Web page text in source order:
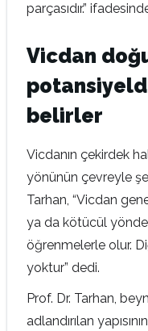
parçasıdır.”
Vicdan
belirler
Vicdanın çekirdek
yönünün çevreyle
Tarhan, “Vicdan
ya da kötücül
öğrenmelerle olur.
yoktur” dedi.
Prof. Dr. Tarhan,
adlandırılan